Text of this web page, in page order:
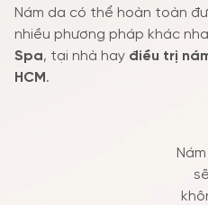
Nám da có thể hoàn toàn
nhiều phương pháp khác
Spa, tại nhà hay điều trị
HCM .
sẽ